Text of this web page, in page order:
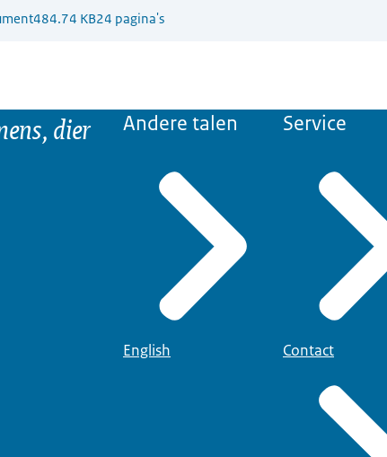
484.74 KB24 pagina's
dier
Andere talen
English
Service
Contact